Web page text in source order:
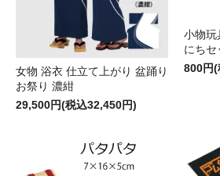
女物 浴衣 仕立て上がり 盆踊り
お祭り 濃紺
29,500円(税込32,450円)
小物玩
にち
800円(